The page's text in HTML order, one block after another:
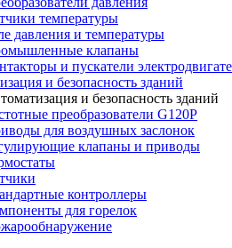
температуры
давления и температуры
клапаны
и пускатели
и безопасность зданий
и безопасность зданий
преобразователи G120P
для воздушных заслонок
клапаны и приводы
контроллеры
для горелок